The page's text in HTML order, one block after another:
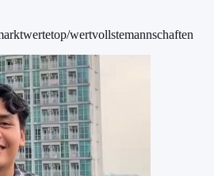
wertvollstemannschaften